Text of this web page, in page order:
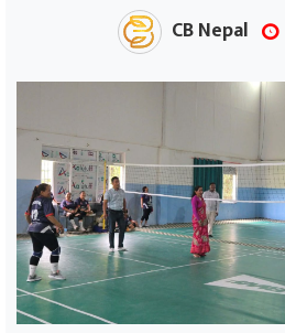
CB Nepal